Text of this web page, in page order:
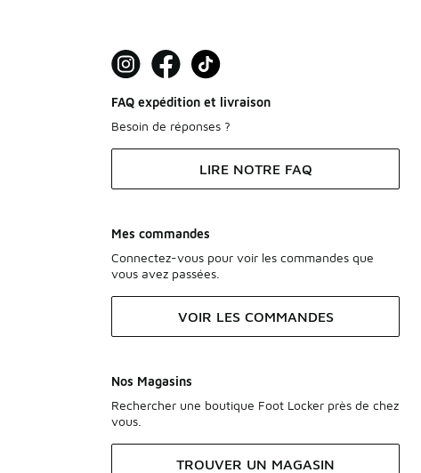
FAQ expédition et livraison
Besoin de réponses ?
LIRE NOTRE FAQ
Mes commandes
Connectez-vous pour voir les commandes que
vous avez passées.
VOIR LES COMMANDES
Nos Magasins
Rechercher une boutique Foot Locker près de chez
vous.
TROUVER UN MAGASIN